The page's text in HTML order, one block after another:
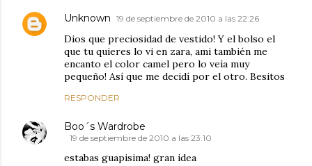
Unknown 19 de septiembre de 2010 a las 22:26
Dios que preciosidad de vestido! Y el bolso el
que tu quieres lo vi en zara, ami también me
encanto el color camel pero lo veía muy
pequeño! Así que me decidí por el otro. Besitos
RESPONDER
Boo´s Wardrobe
19 de septiembre de 2010 a las 23:10
estabas guapisima! gran idea